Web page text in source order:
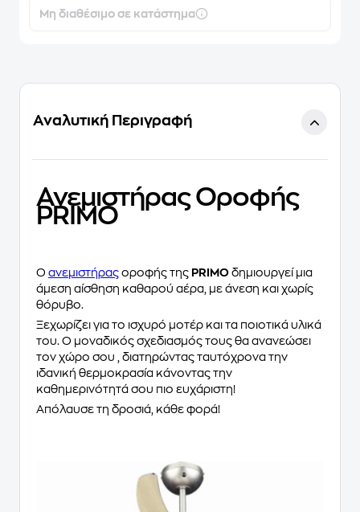
Μη διαθέσιμο σε κατάστημα
Αναλυτική Περιγραφή
Ανεμιστήρας Οροφής
PRIMO
Ο ανεμιστήρας οροφής της PRIMO δημιουργεί μια
άμεση αίσθηση καθαρού αέρα, με άνεση και χωρίς
θόρυβο.
Ξεχωρίζει για το ισχυρό μοτέρ και τα ποιοτικά υλικά
του. Ο μοναδικός σχεδιασμός τους θα ανανεώσει
τον χώρο σου , διατηρώντας ταυτόχρονα την
ιδανική θερμοκρασία κάνοντας την
καθημερινότητά σου πιο ευχάριστη!
Απόλαυσε τη δροσιά, κάθε φορά!